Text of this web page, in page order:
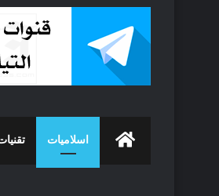
الرئيسيةاسلاميات